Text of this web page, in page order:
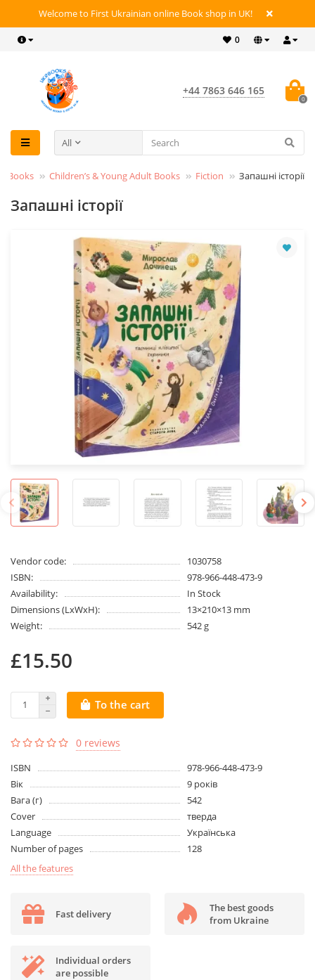
Welcome to First Ukrainian online Book shop in UK!
0
+44 7863 646 165
0
All
Books Children’s & Young Adult Books Fiction Запашні історії
Запашні історії
Vendor code:
1030758
ISBN:
978-966-448-473-9
Availability:
In Stock
Dimensions (LxWxH):
13×210×13 mm
Weight:
542 g
£15.50
To the cart
0 reviews
ISBN
978-966-448-473-9
Вік
9 років
Вага (г)
542
Cover
тверда
Language
Українська
Number of pages
128
All the features
Fast delivery
The best goods
from Ukraine
Individual orders
are possible